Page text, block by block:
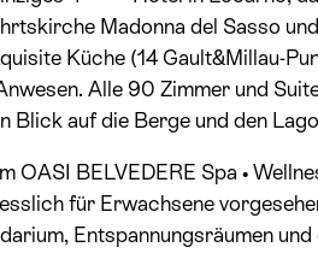
Madonna del Sasso
Küche (14 Gault&Millau-
Alle 90 Zimmer und
Blick auf die Berge und den
OASI BELVEDERE Spa •
für Erwachsene
Entspannungsräumen